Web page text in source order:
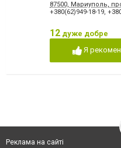
87500, Мариуполь,
+380(62)949-18-19,
12 дуже добре
Я
Реклама на сайті